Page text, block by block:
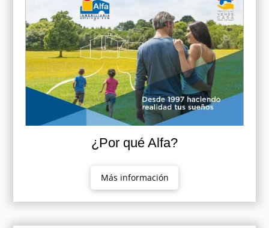
¿Por qué Alfa?
Más información